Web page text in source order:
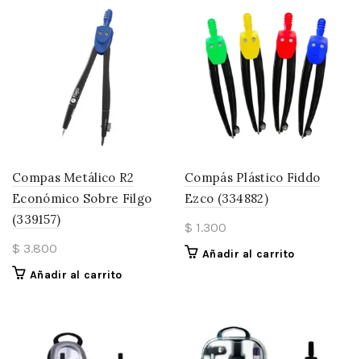
Compas Metálico R2
Económico Sobre Filgo
(339157)
$ 3.800
Añadir al carrito
Compás Plástico Fiddo
Ezco (334882)
$ 1.300
Añadir al carrito